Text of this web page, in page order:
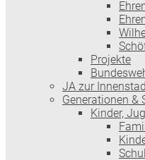
Projekte
JA zur
Generationen &
Kinder,